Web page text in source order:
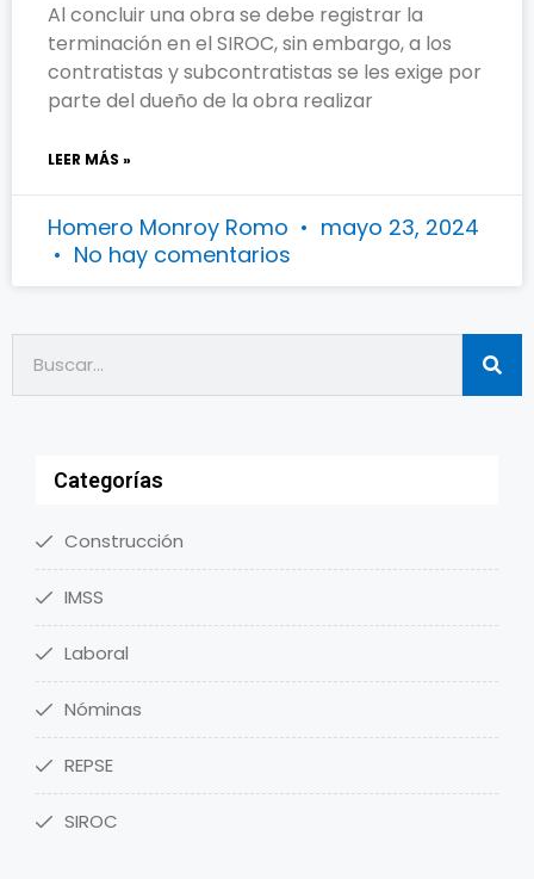
Al concluir una obra se debe registrar la
terminación en el SIROC, sin embargo, a los
contratistas y subcontratistas se les exige por
parte del dueño de la obra realizar
LEER MÁS »
Homero Monroy Romo
mayo 23, 2024
No hay comentarios
Categorías
Construcción
IMSS
Laboral
Nóminas
REPSE
SIROC